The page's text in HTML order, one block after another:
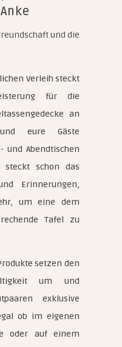
und die
Verleih steckt
für die
an
eure Gäste
und Abendtischen
steckt schon das
Erinnerungen,
um eine dem
Tafel zu
setzen den
um und
exklusive
ob im eigenen
oder auf einem